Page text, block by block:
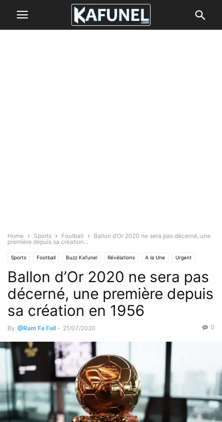
Home Sports Football
Ballon d’Or 2020 ne sera pas décerné, une
première depuis sa création...
Sports Football Buzz Kafunel Révélations A la Une Urgent
Ballon d’Or 2020 ne sera pas
décerné, une première depuis
sa création en 1956
By @Ram Fa Fall - 21/07/2020 0